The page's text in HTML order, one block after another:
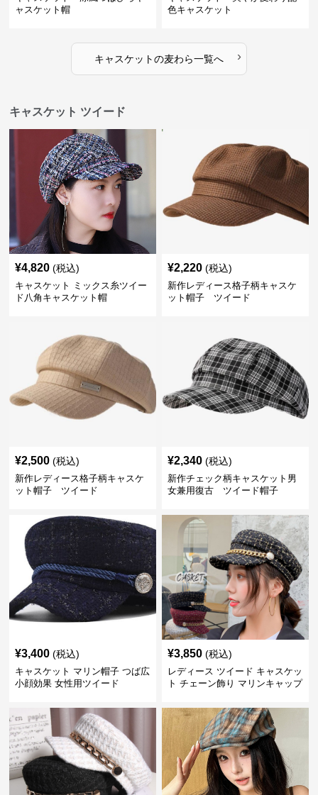
ャスケット帽
色キャスケット
キャスケットの麦わら一覧へ ›
キャスケット ツイード
¥4,820 (税込)
キャスケット ミックス糸ツイー
ド八角キャスケット帽
¥2,220 (税込)
新作レディース格子柄キャスケ
ット帽子 ツイード
¥2,500 (税込)
新作レディース格子柄キャスケ
ット帽子 ツイード
¥2,340 (税込)
新作チェック柄キャスケット男
女兼用復古 ツイード帽子
¥3,400 (税込)
キャスケット マリン帽子 つば広
小顔効果 女性用ツイード
¥3,850 (税込)
レディース ツイード キャスケッ
ト チェーン飾り マリンキャップ